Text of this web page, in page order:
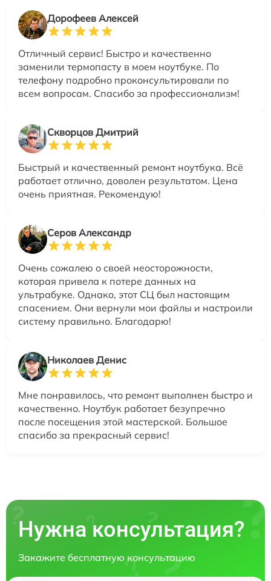
Дорофеев Алексей
Отличный сервис! Быстро и качественно
заменили термопасту в моем ноутбуке. По
телефону подробно проконсультировали по
всем вопросам. Спасибо за профессионализм!
Скворцов Дмитрий
Быстрый и качественный ремонт ноутбука. Всё
работает отлично, доволен результатом. Цена
очень приятная. Рекомендую!
Серов Александр
Очень сожалею о своей неосторожности,
которая привела к потере данных на
ультрабуке. Однако, этот СЦ был настоящим
спасением. Они вернули мои файлы и настроили
систему правильно. Благодарю!
Николаев Денис
Мне понравилось, что ремонт выполнен быстро и
качественно. Ноутбук работает безупречно
после посещения этой мастерской. Большое
спасибо за прекрасный сервис!
Нужна консультация?
Закажите бесплатную консультацию